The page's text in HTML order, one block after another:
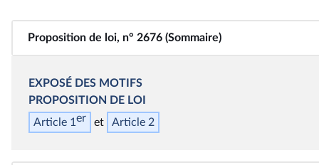
Proposition de loi, n° 2676 (Sommaire)
EXPOSÉ DES MOTIFS
PROPOSITION DE LOI
Article 1er Article 2